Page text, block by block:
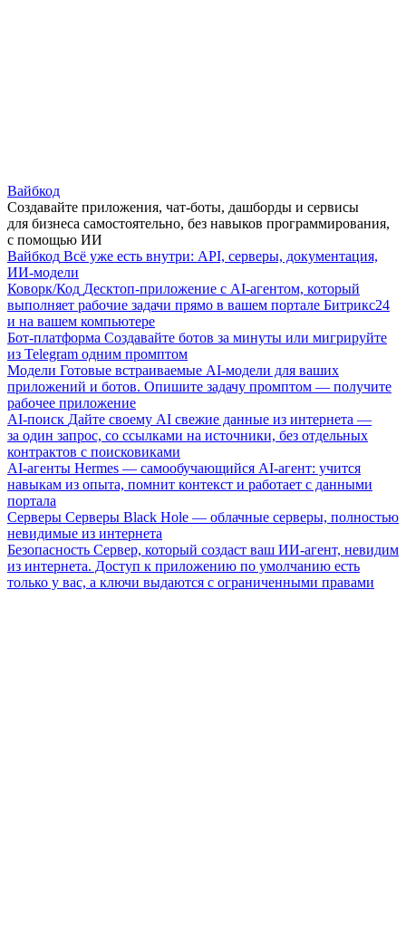
Вайбкод
Создавайте приложения, чат-боты, дашборды и сервисы
для бизнеса самостоятельно, без навыков программирования,
с помощью ИИ
Вайбкод Всё уже есть внутри: API, серверы, документация,
ИИ-модели
Коворк/Код Десктоп-приложение с AI-агентом, который
выполняет рабочие задачи прямо в вашем портале Битрикс24
и на вашем компьютере
Бот-платформа Создавайте ботов за минуты или мигрируйте
из Telegram одним промптом
Модели Готовые встраиваемые AI-модели для ваших
приложений и ботов. Опишите задачу промптом — получите
рабочее приложение
AI-поиск Дайте своему AI свежие данные из интернета —
за один запрос, со ссылками на источники, без отдельных
контрактов с поисковиками
AI-агенты Hermes — самообучающийся AI-агент: учится
навыкам из опыта, помнит контекст и работает с данными
портала
Серверы Серверы Black Hole — облачные серверы, полностью
невидимые из интернета
Безопасность Сервер, который создаст ваш ИИ-агент, невидим
из интернета. Доступ к приложению по умолчанию есть
только у вас, а ключи выдаются с ограниченными правами